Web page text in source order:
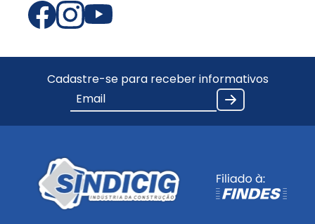
Cadastre-se para receber informativos